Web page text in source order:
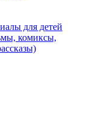
для детей
комиксы,